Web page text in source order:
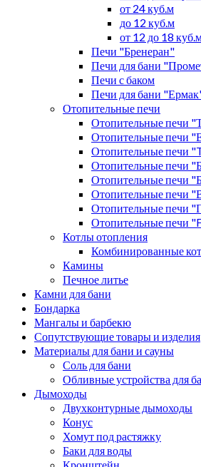
от 24 куб.м
до 12 куб.м
от 12 до 18
Печи "Бренеран"
Печи для бани
Печи с баком
Печи для бани
Отопительные печи
Отопительные печи
Отопительные печи
Отопительные печи
Отопительные печи
Отопительные печи
Отопительные печи
Отопительные печи
Отопительные печи
Котлы отопления
Комбинированные
Камины
Печное литье
Камни для бани
Бондарка
Мангалы и барбекю
Сопутствующие товары и изделия
Материалы для бани и сауны
Соль для бани
Обливные устройства для
Дымоходы
Двухконтурные дымоходы
Конус
Хомут под растяжку
Баки для воды